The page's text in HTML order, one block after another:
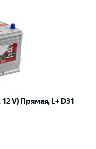
V) Прямая, L+ D31